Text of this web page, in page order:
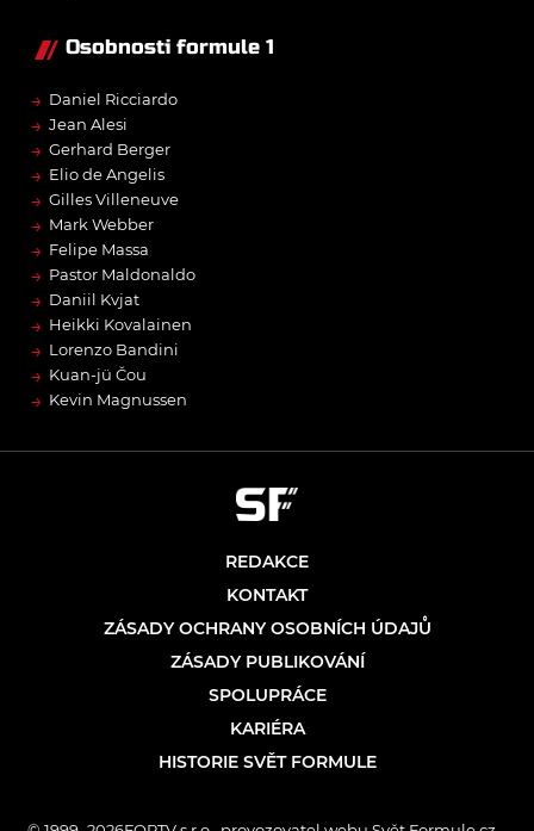
Osobnosti formule 1
→ Daniel Ricciardo
→ Jean Alesi
→ Gerhard Berger
→ Elio de Angelis
→ Gilles Villeneuve
→ Mark Webber
→ Felipe Massa
→ Pastor Maldonaldo
→ Daniil Kvjat
→ Heikki Kovalainen
→ Lorenzo Bandini
→ Kuan-jü Čou
→ Kevin Magnussen
REDAKCE
KONTAKT
ZÁSADY OCHRANY OSOBNÍCH ÚDAJŮ
ZÁSADY PUBLIKOVÁNÍ
SPOLUPRÁCE
KARIÉRA
HISTORIE SVĚT FORMULE